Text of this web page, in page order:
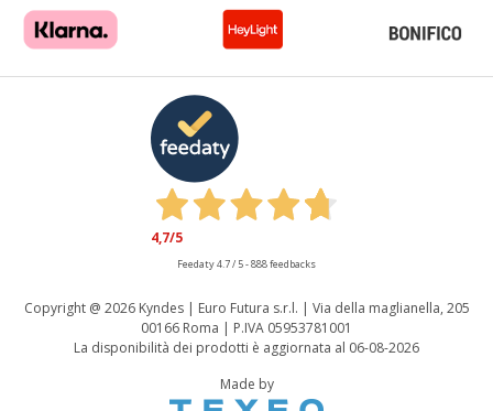
Copyright @ 2026 Kyndes | Euro Futura s.r.l. | Via della maglianella, 205
00166 Roma | P.IVA 05953781001
La disponibilità dei prodotti è aggiornata al 06-08-2026
4,7/5
Feedaty4.7/ 5-888feedbacks
Made by